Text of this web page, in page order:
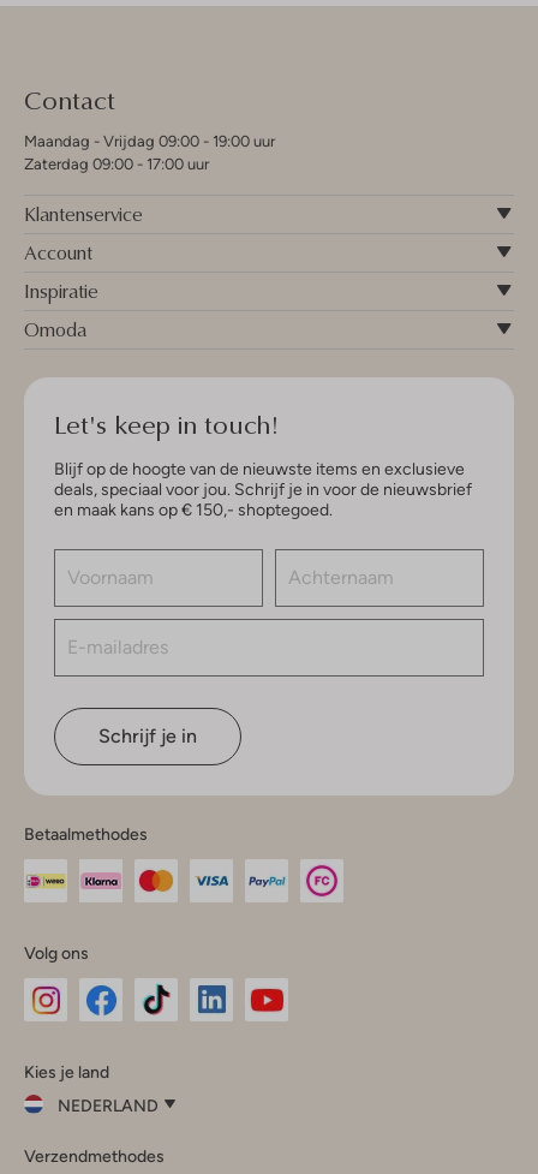
Contact
Maandag - Vrijdag 09:00 - 19:00 uur
Zaterdag 09:00 - 17:00 uur
Klantenservice
Account
Inspiratie
Omoda
Let's keep in touch!
Blijf op de hoogte van de nieuwste items en exclusieve
deals, speciaal voor jou. Schrijf je in voor de nieuwsbrief
en maak kans op € 150,- shoptegoed.
Schrijf je in
Betaalmethodes
Volg ons
InstagramFacebook
Kies je land
NEDERLAND
je
Verzendmethodes